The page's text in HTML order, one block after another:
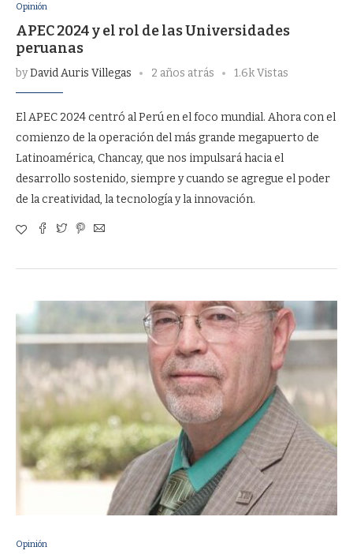
Opinión
APEC 2024 y el rol de las Universidades
peruanas
byDavid Auris Villegas 2 años atrás 1.6k Vistas
El APEC 2024 centró al Perú en el foco mundial. Ahora con el
comienzo de la operación del más grande megapuerto de
Latinoamérica, Chancay, que nos impulsará hacia el
desarrollo sostenido, siempre y cuando se agregue el poder
de la creatividad, la tecnología y la innovación.
Opinión